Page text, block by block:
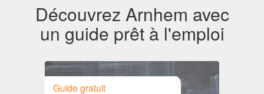
Découvrez Arnhem avec
un guide prêt à l'emploi
Guide gratuit